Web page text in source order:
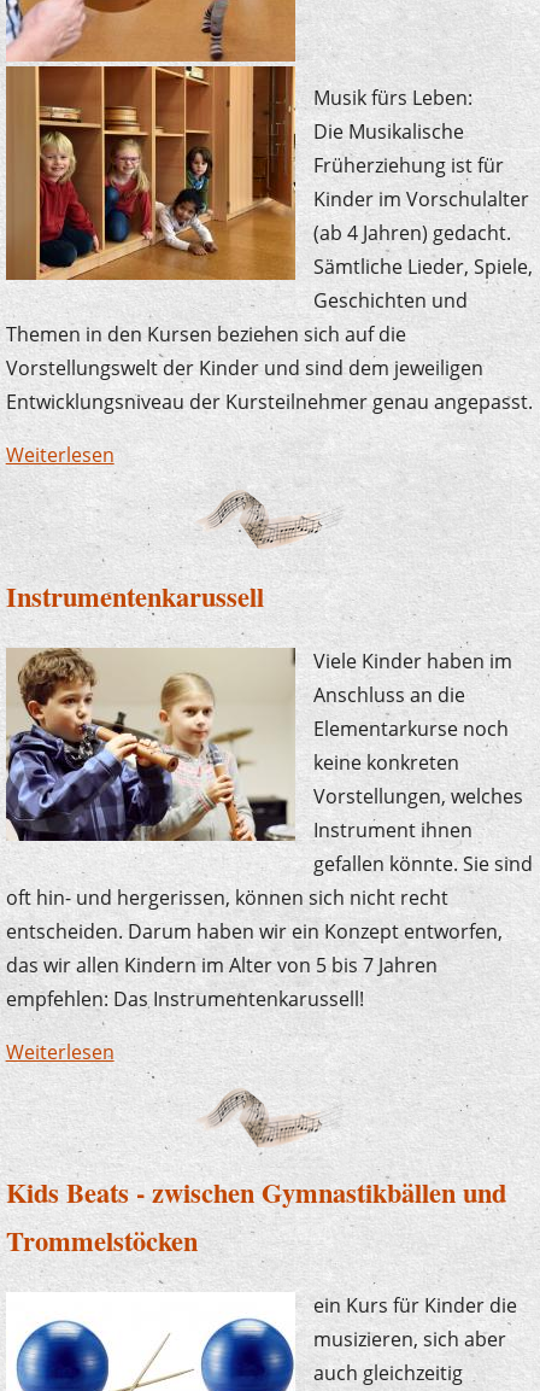
Musik fürs Leben:
Die Musikalische
Früherziehung ist für
Kinder im Vorschulalter
(ab 4 Jahren) gedacht.
Sämtliche Lieder, Spiele,
Geschichten und
Themen in den Kursen beziehen sich auf die
Vorstellungswelt der Kinder und sind dem jeweiligen
Entwicklungsniveau der Kursteilnehmer genau angepasst.
Weiterlesenüber Früherziehung
Instrumentenkarussell
Viele Kinder haben im
Anschluss an die
Elementarkurse noch
keine konkreten
Vorstellungen, welches
Instrument ihnen
gefallen könnte. Sie sind
oft hin- und hergerissen, können sich nicht recht
entscheiden. Darum haben wir ein Konzept entworfen,
das wir allen Kindern im Alter von 5 bis 7 Jahren
empfehlen: Das Instrumentenkarussell!
Weiterlesen über Instrumentenkarussell
Kids Beats - zwischen Gymnastikbällen und
Trommelstöcken
ein Kurs für Kinder die
musizieren, sich aber
auch gleichzeitig